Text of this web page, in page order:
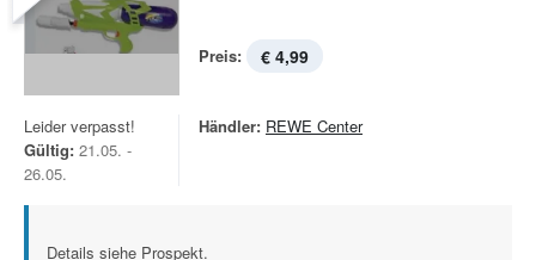
Preis: € 4,99
Leider verpasst!
Gültig: 21.05. -
26.05.
Händler: REWE Center
Details siehe Prospekt.